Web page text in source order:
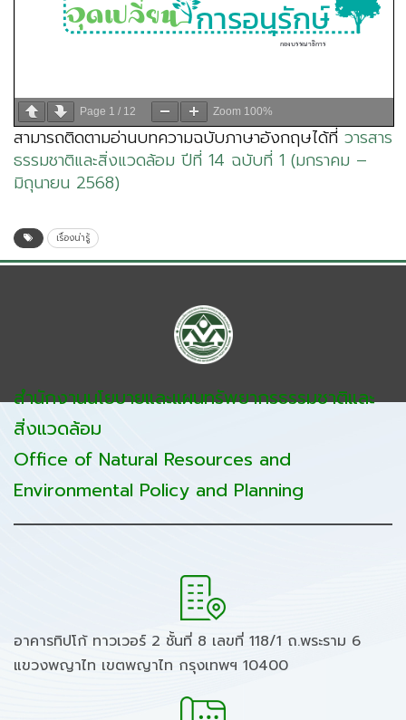
Page 1 / 12 Zoom 100%
สามารถติดตามอ่านบทความฉบับภาษาอังกฤษได้ที่ วารสาร
ธรรมชาติและสิ่งแวดล้อม ปีที่ 14 ฉบับที่ 1 (มกราคม –
มิถุนายน 2568)
เรื่องน่ารู้
สำนักงานนโยบายและแผนทรัพยากรธรรมชาติและ
สิ่งแวดล้อม
Office of Natural Resources and
Environmental Policy and Planning
อาคารทิปโก้ ทาวเวอร์ 2 ชั้นที่ 8 เลขที่ 118/1 ถ.พระราม 6
แขวงพญาไท เขตพญาไท กรุงเทพฯ 10400